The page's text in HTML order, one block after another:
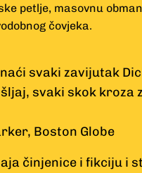
petlje, masovnu
čovjeka.
naći svaki zavijutak
svaki skok kroza
Boston Globe
činjenice i fikciju i